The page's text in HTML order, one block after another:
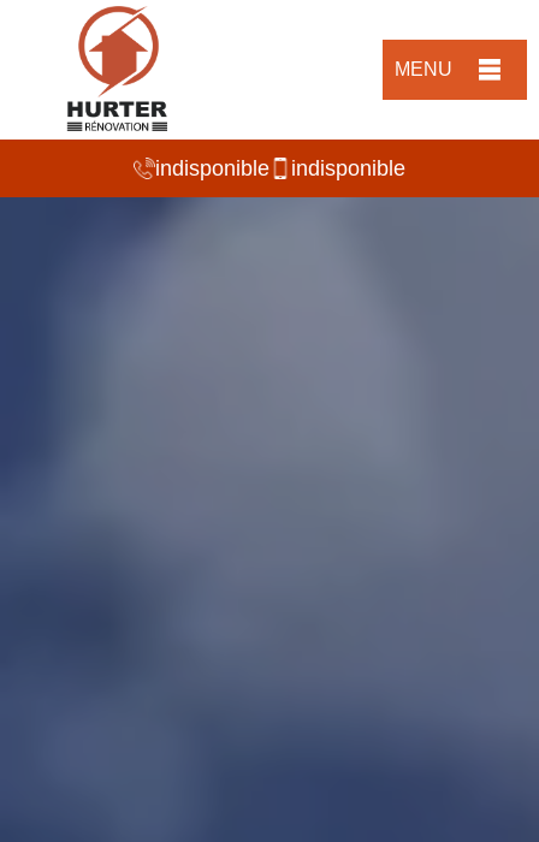
MENU
indisponible indisponible